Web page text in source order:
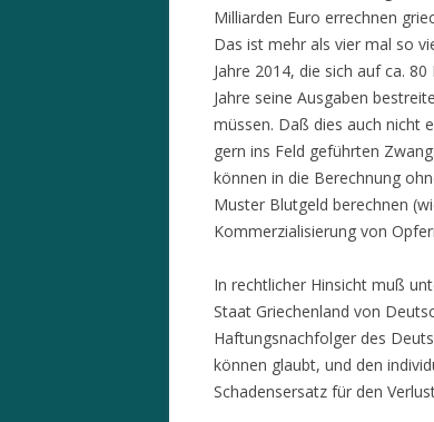
Milliarden Euro errechnen
Das ist mehr als vier mal so
Jahre 2014, die sich auf ca.
Jahre seine Ausgaben
müssen. Daß dies auch nicht
gern ins Feld geführten
können in die Berechnung
Muster Blutgeld berechnen
Kommerzialisierung von
In rechtlicher Hinsicht muß
Staat Griechenland von
Haftungsnachfolger des
können glaubt, und den
Schadensersatz für den